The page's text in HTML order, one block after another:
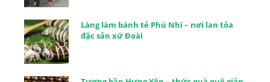
Làng làm bánh tẻ Phú Nhi – nơi lan tỏa
đặc sản xứ Đoài